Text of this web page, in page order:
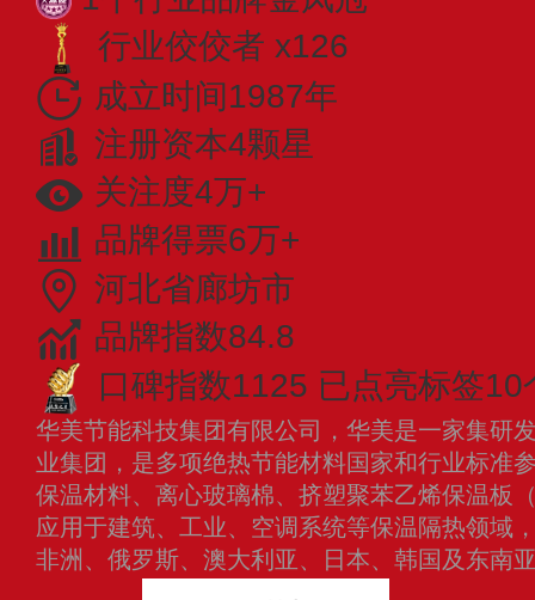
行业佼佼者 x126
成立时间1987年
注册资本4颗星
关注度4万+
品牌得票6万+
河北省廊坊市
品牌指数84.8
口碑指数1125 已点亮标签10
华美节能科技集团有限公司，华美是一家集研
业集团，是多项绝热节能材料国家和行业标准
保温材料、离心玻璃棉、挤塑聚苯乙烯保温板
应用于建筑、工业、空调系统等保温隔热领域
非洲、俄罗斯、澳大利亚、日本、韩国及东南